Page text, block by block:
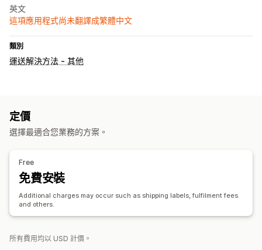
英文
這項應用程式尚未翻譯成繁體中文
類別
運送解決方法 - 其他
定價
選擇最適合您業務的方案。
Free
免費安裝
Additional charges may occur such as shipping labels, fulfilment fees
and others.
所有費用均以 USD 計價。